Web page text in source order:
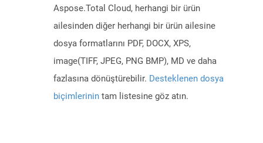
Aspose.Total Cloud, herhangi bir ürün
ailesinden diğer herhangi bir ürün ailesine
dosya formatlarını PDF, DOCX, XPS,
image(TIFF, JPEG, PNG BMP), MD ve daha
fazlasına dönüştürebilir. Desteklenen dosya
biçimlerinin tam listesine göz atın.